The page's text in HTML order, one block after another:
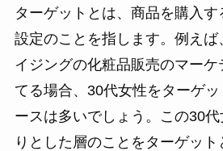
ターゲットとは、商品を購入
設定のことを指します。例えば
イジングの化粧品販売のマー
てる場合、30代女性をターゲ
ースは多いでしょう。この30代
りとした層のことをターゲット